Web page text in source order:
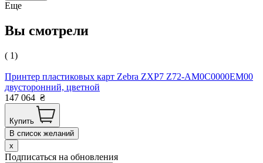
Еще
Вы смотрели
( 1)
Принтер пластиковых карт Zebra ZXP7 Z72-AM0C0000EM00
двусторонний, цветной
147 064 ₴
Купить
В список желаний
x
Подписаться на обновления